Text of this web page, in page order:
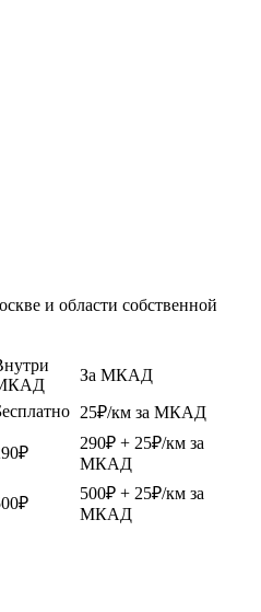
и области собственной
За МКАД
25₽/км за МКАД
290₽ + 25₽/км за
МКАД
500₽ + 25₽/км за
МКАД